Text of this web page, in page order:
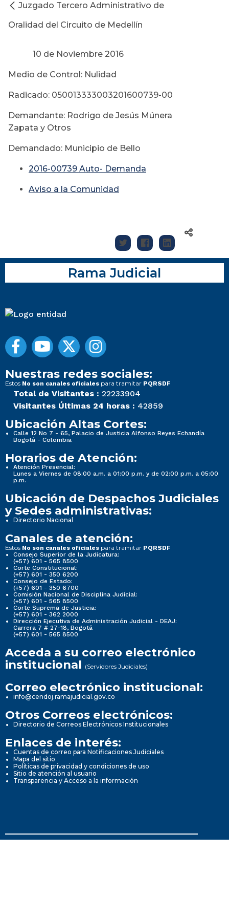
Juzgado Tercero Administrativo de
Oralidad del Circuito de Medellín
10 de Noviembre 2016
Medio de Control: Nulidad
Radicado: 050013333003201600739-00
Demandante: Rodrigo de Jesús Múnera
Zapata y Otros
Demandado: Municipio de Bello
2016-00739 Auto- Demanda
Aviso a la Comunidad
Rama Judicial
Nuestras redes sociales:
Estos No son canales oficiales para tramitar PQRSDF
Total de Visitantes : 22233904
Visitantes Últimas 24 horas : 42859
Ubicación Altas Cortes:
Calle 12 No 7 - 65, Palacio de Justicia Alfonso Reyes Echandía
Bogotá - Colombia
Horarios de Atención:
Atención Presencial:
Lunes a Viernes de 08:00 a.m. a 01:00 p.m. y de 02:00 p.m. a 05:00
p.m.
Ubicación de Despachos Judiciales
y Sedes administrativas:
Directorio Nacional
Canales de atención:
Estos No son canales oficiales para tramitar PQRSDF
Consejo Superior de la Judicatura:
(+57) 601 - 565 8500
Corte Constitucional:
(+57) 601 - 350 6200
Consejo de Estado:
(+57) 601 - 350 6700
Comisión Nacional de Disciplina Judicial:
(+57) 601 - 565 8500
Corte Suprema de Justicia:
(+57) 601 - 362 2000
Dirección Ejecutiva de Administración Judicial - DEAJ:
Carrera 7 # 27-18, Bogotá
(+57) 601 - 565 8500
Acceda a su correo electrónico
institucional (Servidores Judiciales)
Correo electrónico institucional:
info@cendoj.ramajudicial.gov.co
Otros Correos electrónicos:
Directorio de Correos Electrónicos Institucionales
Enlaces de interés:
Cuentas de correo para Notificaciones Judiciales
Mapa del sitio
Políticas de privacidad y condiciones de uso
Sitio de atención al usuario
Transparencia y Acceso a la información